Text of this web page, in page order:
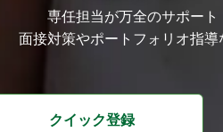
専任担当が万全のサポート
面接対策やポートフォリオ指導
クイック登録